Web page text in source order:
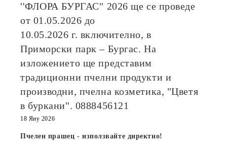
''ФЛОРА БУРГАС'' 2026ще се проведе
от 01.05.2026 до
10.05.2026 г. включително, в
Приморски парк – Бургас. На
изложението ще представим
традиционни пчелни продукти и
производни, пчелна козметика, "Цветя
в буркани". 0888456121
18 Яну 2026
Пчелен прашец - използвайте директно!